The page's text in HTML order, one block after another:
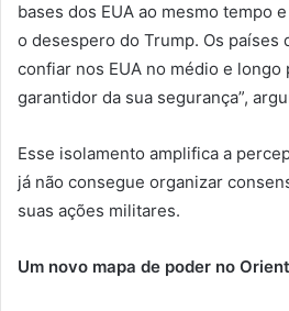
bases dos EUA ao mesmo tempo
o desespero do Trump. Os países
confiar nos EUA no médio e longo
garantidor da sua segurança”,
Esse isolamento amplifica a
já não consegue organizar
suas ações militares.
Um novo mapa de poder no